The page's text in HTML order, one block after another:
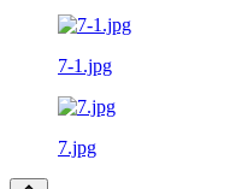
7-1.jpg
7.jpg